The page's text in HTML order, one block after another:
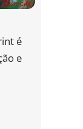
é
e